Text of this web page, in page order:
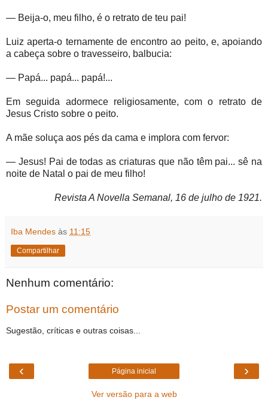
— Beija-o, meu filho, é o retrato de teu pai!
Luiz aperta-o ternamente de encontro ao peito, e, apoiando
a cabeça sobre o travesseiro, balbucia:
— Papá... papá... papá!...
Em seguida adormece religiosamente, com o retrato de
Jesus Cristo sobre o peito.
A mãe soluça aos pés da cama e implora com fervor:
— Jesus! Pai de todas as criaturas que não têm pai... sê na
noite de Natal o pai de meu filho!
Revista A Novella Semanal, 16 de julho de 1921.
Iba Mendes às 11:15
Compartilhar
Nenhum comentário:
Postar um comentário
Sugestão, críticas e outras coisas...
‹ ›
Página inicial
Ver versão para a web